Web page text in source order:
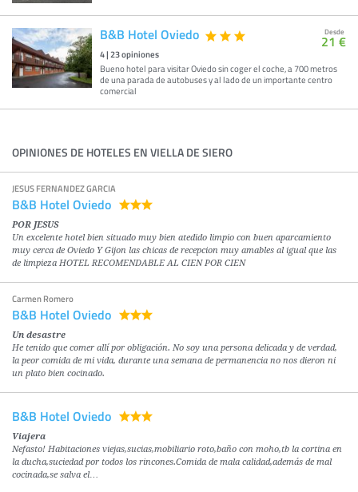
B&B Hotel Oviedo
4|23opiniones
Bueno hotel para visitar Oviedo sin coger el coche, a 700 metros
de una parada de autobuses y al lado de un importante centro
comercial
Desde
21 €
OPINIONES DE HOTELES EN VIELLA DE SIERO
JESUS FERNANDEZ GARCIA
B&B Hotel Oviedo
POR JESUS
Un excelente hotel bien situado muy bien atedido limpio con buen aparcamiento
muy cerca de Oviedo Y Gijon las chicas de recepcion muy amables al igual que las
de limpieza HOTEL RECOMENDABLE AL CIEN POR CIEN
Carmen Romero
B&B Hotel Oviedo
Un desastre
He tenido que comer allí por obligación. No soy una persona delicada y de verdad,
la peor comida de mi vida, durante una semana de permanencia no nos dieron ni
un plato bien cocinado.
B&B Hotel Oviedo
Viajera
Nefasto! Habitaciones viejas,sucias,mobiliario roto,baño con moho,tb la cortina en
la ducha,suciedad por todos los rincones.Comida de mala calidad,además de mal
cocinada,se salva el…